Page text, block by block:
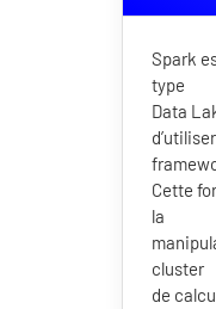
Spark
type
Data
Cette
la
cluster
de